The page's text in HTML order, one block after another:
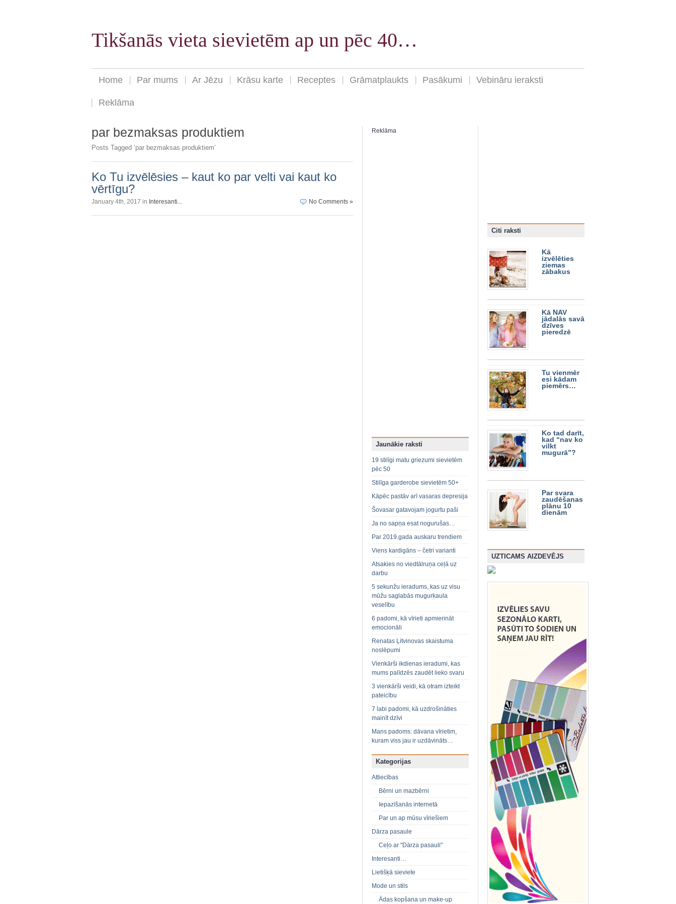
Tikšanās vieta sievietēm ap un pēc 40…
Home Par mums Ar Jēzu Krāsu karte Receptes Grāmatplaukts Pasākumi Vebināru ieraksti
Reklāma
par bezmaksas produktiem
Posts Tagged ‘par bezmaksas produktiem’
Ko Tu izvēlēsies – kaut ko par velti vai kaut ko
vērtīgu?
January 4th, 2017 in Interesanti... No Comments »
Reklāma
Jaunākie raksti
19 stilīgi matu griezumi sievietēm
pēc 50
Stilīga garderobe sievietēm 50+
Kāpēc pastāv arī vasaras depresija
Šovasar gatavojam jogurtu paši
Ja no sapņa esat nogurušas…
Par 2019.gada auskaru trendiem
Viens kardigāns – četri varianti
Atsakies no viedtālruņa ceļā uz
darbu
5 sekunžu ieradums, kas uz visu
mūžu saglabās mugurkaula
veselību
6 padomi, kā vīrieti apmierināt
emocionāli
Renatas Ļitvinovas skaistuma
noslēpumi
Vienkārši ikdienas ieradumi, kas
mums palīdzēs zaudēt lieko svaru
3 vienkārši veidi, kā otram izteikt
pateicību
7 labi padomi, kā uzdrošināties
mainīt dzīvi
Mans padoms: dāvana vīrietim,
kuram viss jau ir uzdāvināts…
Kategorijas
Attiecības
Bērni un mazbērni
Iepazīšanās internetā
Par un ap mūsu vīriešiem
Dārza pasaule
Ceļo ar "Dārza pasauli"
Interesanti…
Lietišķā sieviete
Mode un stils
Ādas kopšana un make-up
Citi raksti
Kā
izvēlēties
ziemas
zābakus
Kā NAV
jādalās savā
dzīves
pieredzē
Tu vienmēr
esi kādam
piemērs…
Ko tad darīt,
kad “nav ko
vilkt
mugurā”?
Par svara
zaudēšanas
plānu 10
dienām
UZTICAMS AIZDEVĒJS